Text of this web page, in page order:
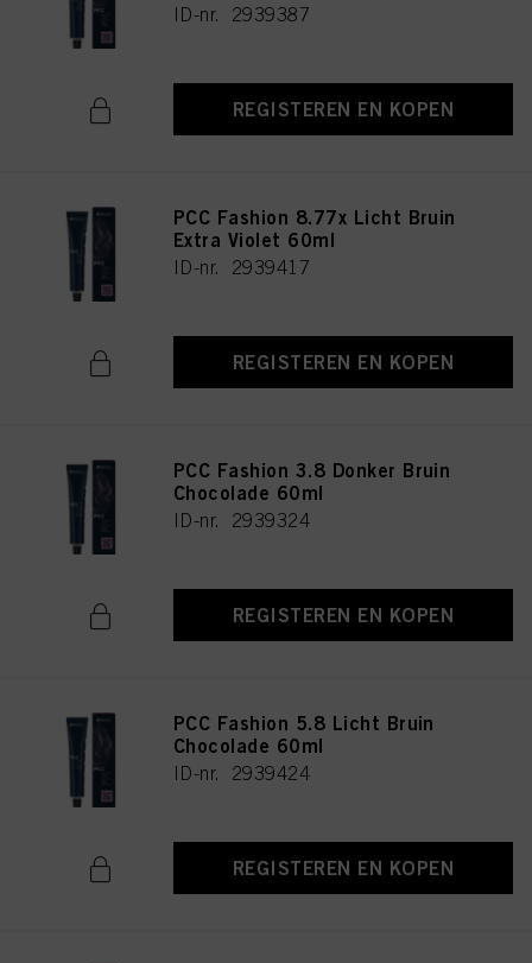
ID-nr. 2939387
REGISTEREN EN KOPEN
PCC Fashion 8.77x Licht Bruin
Extra Violet 60ml
ID-nr. 2939417
REGISTEREN EN KOPEN
PCC Fashion 3.8 Donker Bruin
Chocolade 60ml
ID-nr. 2939324
REGISTEREN EN KOPEN
PCC Fashion 5.8 Licht Bruin
Chocolade 60ml
ID-nr. 2939424
REGISTEREN EN KOPEN